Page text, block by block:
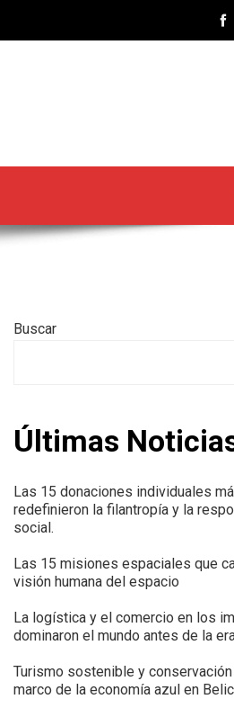
Buscar
Últimas
Las 15 donaciones individuales
redefinieron la filantropía y la
social.
Las 15 misiones espaciales que
visión humana del espacio
La logística y el comercio en los
dominaron el mundo antes de la
Turismo sostenible y
marco de la economía azul en